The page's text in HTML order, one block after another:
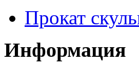
Прокат
Информация